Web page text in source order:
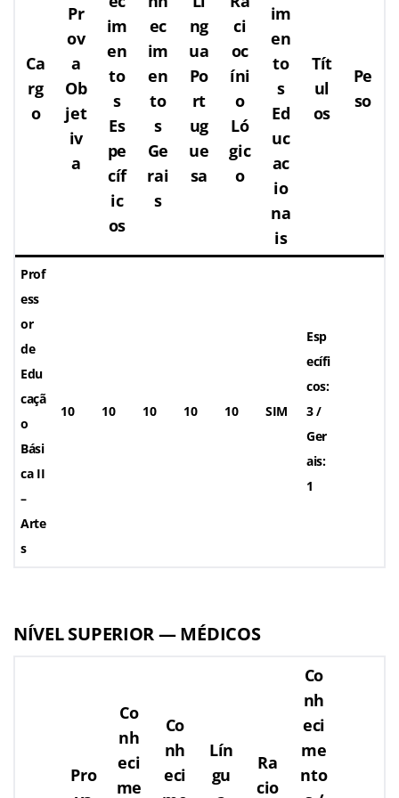
Ca
rg
o
Pr
ov
a
Ob
jet
iv
a
im
en
to
s
Es
pe
cíf
ic
os
ec
im
en
to
s
Ge
rai
s
ng
ua
Po
rt
ug
ue
sa
ci
oc
íni
o
Ló
gic
o
im
en
to
s
Ed
uc
ac
io
na
is
Tít
ul
os
Pe
so
Prof
ess
or
de
Edu
caçã
o
Bási
ca II
–
Arte
s
10 10 10 10 10 SIM
Esp
ecífi
cos:
3 /
Ger
ais:
1
NÍVEL SUPERIOR — MÉDICOS
Pro
Co
nh
eci
me
Co
nh
eci
Lín
gu
Ra
cio
Co
nh
eci
me
nto